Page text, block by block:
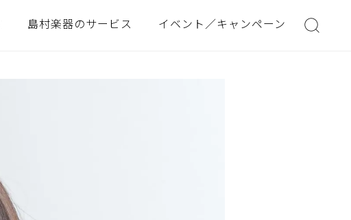
島村楽器のサービス イベント／キャンペーン